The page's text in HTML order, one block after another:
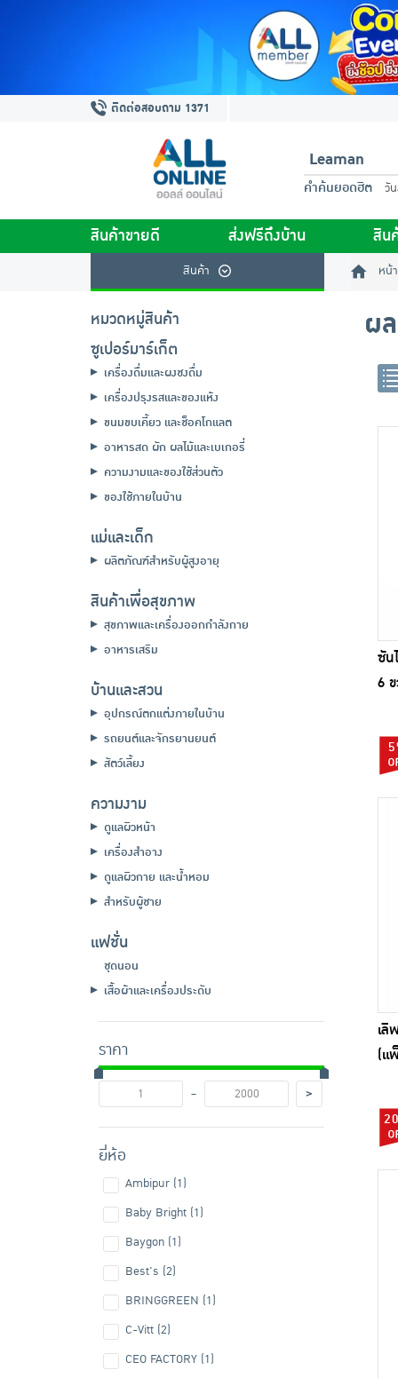
ติดต่อสอบถาม 1371
คำค้นยอดฮิต วั
สินค้าขายดี ส่งฟรีถึงบ้าน สิน
สินค้า หน้
หมวดหมู่สินค้า
ซูเปอร์มาร์เก็ต
เครื่องดื่มและผงชงดื่ม
เครื่องปรุงรสและของแห้ง
ขนมขบเคี้ยว และช็อคโกแลต
อาหารสด ผัก ผลไม้และเบเกอรี่
ความงามและของใช้ส่วนตัว
ของใช้ภายในบ้าน
แม่และเด็ก
ผลิตภัณฑ์สำหรับผู้สูงอายุ
สินค้าเพื่อสุขภาพ
สุขภาพและเครื่องออกกำลังกาย
อาหารเสริม
บ้านและสวน
อุปกรณ์ตกแต่งภายในบ้าน
รถยนต์และจักรยานยนต์
สัตว์เลี้ยง
ความงาม
ดูแลผิวหน้า
เครื่องสำอาง
ดูแลผิวกาย และน้ำหอม
สำหรับผู้ชาย
แฟชั่น
ชุดนอน
เสื้อผ้าและเครื่องประดับ
ราคา
-
>
ยี่ห้อ
Ambipur (1)
Baby Bright (1)
Baygon (1)
Best's (2)
BRINGGREEN (1)
C-Vitt (2)
CEO FACTORY (1)
ผ
ซัน
6
เลิ
(แ